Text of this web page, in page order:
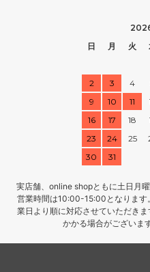
日
月 火
2
3 4
9
10 11
16
17 18
23
24 25
30
31
実店舗、online shopともに土日月
営業時間は10:00-15:00となります
業日より順に対応させていただき
かかる場合がございま